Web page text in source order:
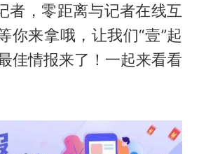
者，零距离与记者在线互
你来拿哦，让我们“壹”起
佳情报来了！一起来看看